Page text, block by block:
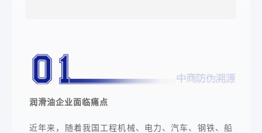
润滑油企业面临痛点
近年来，随着我国工程机械、电力、汽车、钢铁、船